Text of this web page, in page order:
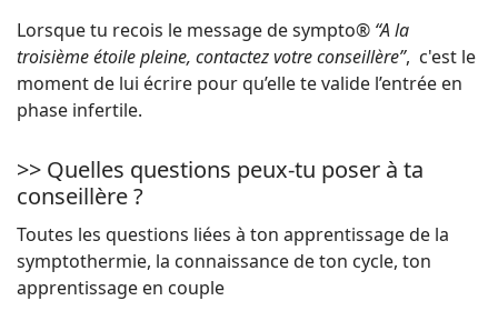
Lorsque tu recois le message de sympto® “A la
troisième étoile pleine, contactez votre conseillère”, c'est le
moment de lui écrire pour qu’elle te valide l’entrée en
phase infertile.
>> Quelles questions peux-tu poser à ta
conseillère ?
Toutes les questions liées à ton apprentissage de la
symptothermie, la connaissance de ton cycle, ton
apprentissage en couple